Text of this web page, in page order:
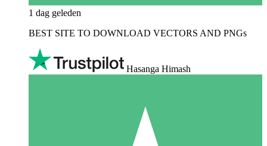
1 dag geleden
BEST SITE TO DOWNLOAD VECTORS AND PNGs
Hasanga Himash